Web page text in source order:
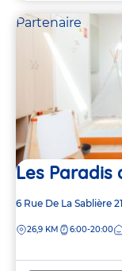
Partenaire
Les Paradis
Adresse
la
6 Rue De La Sablière
DISTANCE
26,9 KM 6:00-20:00